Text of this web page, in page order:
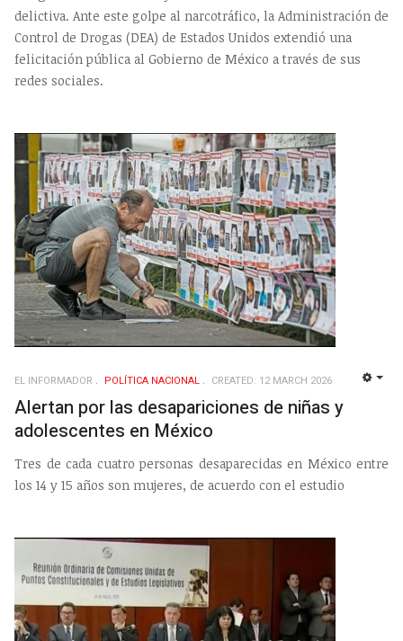
delictiva. Ante este golpe al narcotráfico, la Administración de
Control de Drogas (DEA) de Estados Unidos extendió una
felicitación pública al Gobierno de México a través de sus
redes sociales.
EL INFORMADOR POLÍ­TICA NACIONAL CREATED: 12 MARCH 2026
Alertan por las desapariciones de niñas y
adolescentes en México
Tres de cada cuatro personas desaparecidas en México entre
los 14 y 15 años son mujeres, de acuerdo con el estudio